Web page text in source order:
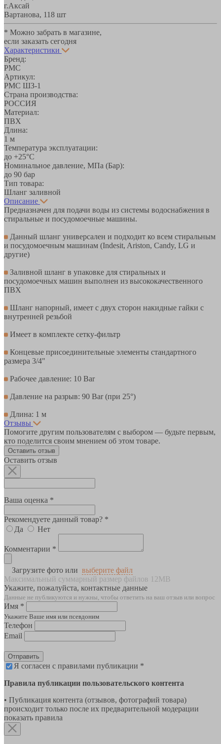
г.Аксай
Вартанова, 118 шт
* Можно забрать в магазине,
если заказать сегодня
Характеристики
Бренд:
РМС
Артикул:
РМС ШЗ-1
Страна производства:
РОССИЯ
Материал:
ПВХ
Длина:
1 м
Температура эксплуатации:
до +25°С
Номинальное давление, МПа (Бар):
до 90 бар
Тип товара:
Шланг заливной
Описание
Предназначен для подачи воды из системы водоснабжения в
стиральные и посудомоечные машины.
Данный шланг универсален и подходит ко всем стиральным
и посудомоечным машинам (Indesit, Ariston, Candy, LG и
другие)
Заливной шланг в упаковке для стиральных и
посудомоечных машин выполнен из высококачественного
ПВХ
Шланг напорный, имеет с двух сторон накидные гайки с
внутренней резьбой
Имеет в комплекте сетку-фильтр
Концевые присоединительные элементы стандартного
размера 3/4"
Рабочее давление: 10 Bar
Давление на разрыв: 90 Bar (при 25°)
Длина: 1 м
Отзывы
Помогите другим пользователям с выбором — будьте первым,
кто поделится своим мнением об этом товаре.
Оставить отзыв
Оставить отзыв
Ваша оценка *
Рекомендуете данный товар? *
Да
Нет
Комментарии *
Загрузите фото или выберите файл
Максимальный суммарный размер файлов 12MB
Укажите, пожалуйста, контактные данные
Данные не публикуются и нужны, чтобы ответить на ваш отзыв или вопрос
Имя *
Укажите Ваше имя или псевдоним
Телефон
Email
Отправить
Я согласен с правилами публикации *
Правила публикации пользовательского контента
• Публикация контента (отзывов, фотографий товара)
происходит только после их предварительной модерации
показать правила